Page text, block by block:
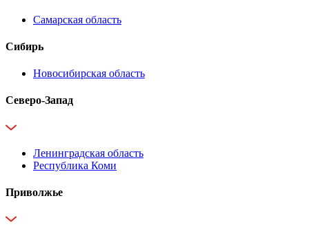
Самарская область
Сибирь
Новосибирская область
Северо-Запад
Ленинградская область
Республика Коми
Приволжье